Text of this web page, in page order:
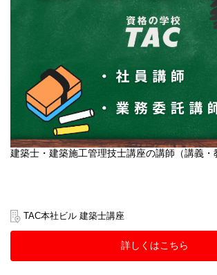
建築士・建築施工管理技士講座の講師（講義・
TAC本社ビル 建築士講座
詳しくはこちら